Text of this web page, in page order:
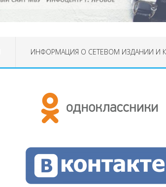
ИНФОРМАЦИЯ О СЕТЕВОМ ИЗДАНИИ И